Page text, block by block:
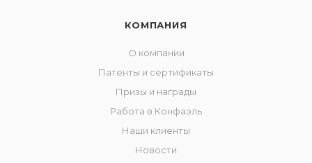
КОМПАНИЯ
О компании
Патенты и сертификаты
Призы и награды
Работа в Конфаэль
Наши клиенты
Новости